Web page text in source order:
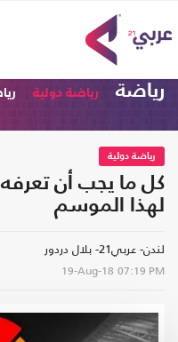
رياضة رياضة دولية
رياضة دولية
كل ما يجب أن
لهذا الموسم
لندن- عربي21- بلال دردور
19-Aug-18 07:19 PM